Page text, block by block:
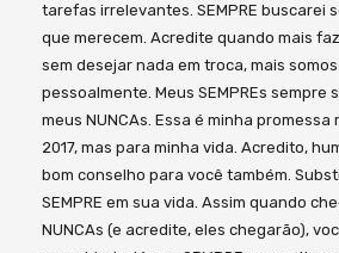
tarefas irrelevantes. SEMPRE buscarei
que merecem. Acredite quando mais
sem desejar nada em troca, mais
pessoalmente. Meus SEMPREs sempre
meus NUNCAs. Essa é minha
2017, mas para minha vida. Acredito,
bom conselho para você também.
SEMPRE em sua vida. Assim quando
NUNCAs (e acredite, eles chegarão),